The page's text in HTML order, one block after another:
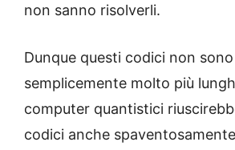
non sanno risolverli.
Dunque questi codici non sono
semplicemente molto più
computer quantistici
codici anche